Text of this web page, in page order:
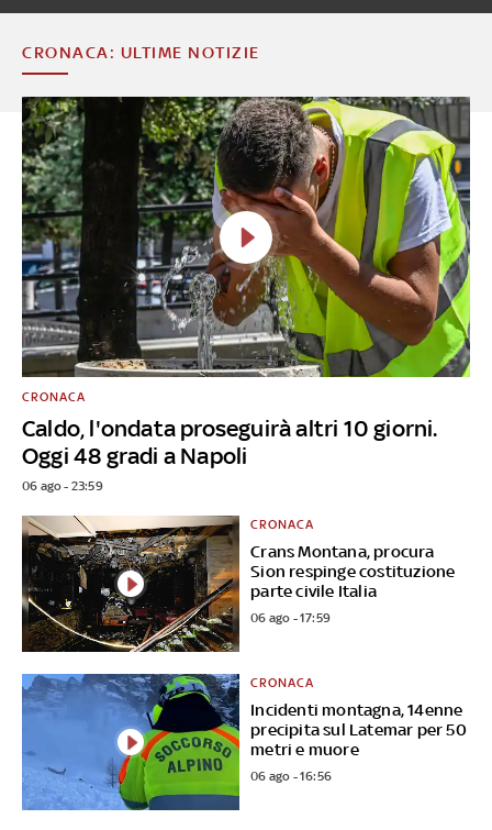
CRONACA: ULTIME NOTIZIE
Caldo, l'ondata proseguirà altri 10 giorni.
Oggi 48 gradi a Napoli
CRONACA
06 ago - 23:59
Crans Montana, procura
Sion respinge costituzione
parte civile Italia
CRONACA
06 ago - 17:59
Incidenti montagna, 14enne
precipita sul Latemar per 50
metri e muore
CRONACA
06 ago - 16:56